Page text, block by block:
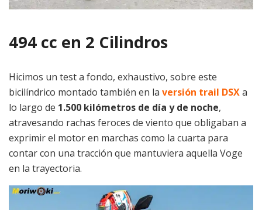
494 cc en 2 Cilindros
Hicimos un test a fondo, exhaustivo, sobre este
bicilíndrico montado también en la versión trail DSXa
lo largo de 1.500 kilómetros de día y de noche,
atravesando rachas feroces de viento que obligaban a
exprimir el motor en marchas como la cuarta para
contar con una tracción que mantuviera aquella Voge
en la trayectoria.